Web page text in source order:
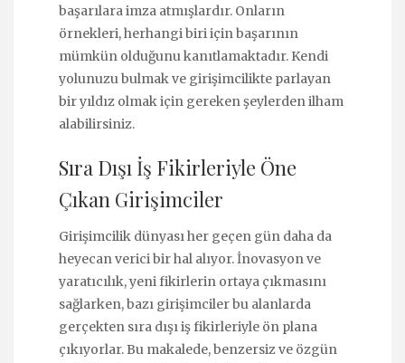
başarılara imza atmışlardır. Onların
örnekleri, herhangi biri için başarının
mümkün olduğunu kanıtlamaktadır. Kendi
yolunuzu bulmak ve girişimcilikte parlayan
bir yıldız olmak için gereken şeylerden ilham
alabilirsiniz.
Sıra Dışı İş Fikirleriyle Öne
Çıkan Girişimciler
Girişimcilik dünyası her geçen gün daha da
heyecan verici bir hal alıyor. İnovasyon ve
yaratıcılık, yeni fikirlerin ortaya çıkmasını
sağlarken, bazı girişimciler bu alanlarda
gerçekten sıra dışı iş fikirleriyle ön plana
çıkıyorlar. Bu makalede, benzersiz ve özgün